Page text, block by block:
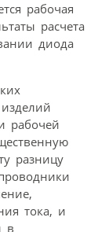
рабочая
расчета
диода
рабочей
разницу
тока, и
в